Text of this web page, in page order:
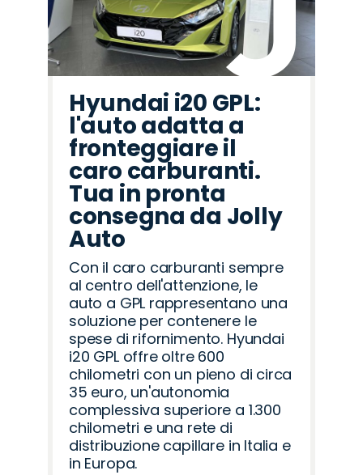
Hyundai i20 GPL:
l'auto adatta a
fronteggiare il
caro carburanti.
Tua in pronta
consegna da Jolly
Auto
Con il caro carburanti sempre
al centro dell'attenzione, le
auto a GPL rappresentano una
soluzione per contenere le
spese di rifornimento. Hyundai
i20 GPL offre oltre 600
chilometri con un pieno di circa
35 euro, un'autonomia
complessiva superiore a 1.300
chilometri e una rete di
distribuzione capillare in Italia e
in Europa.